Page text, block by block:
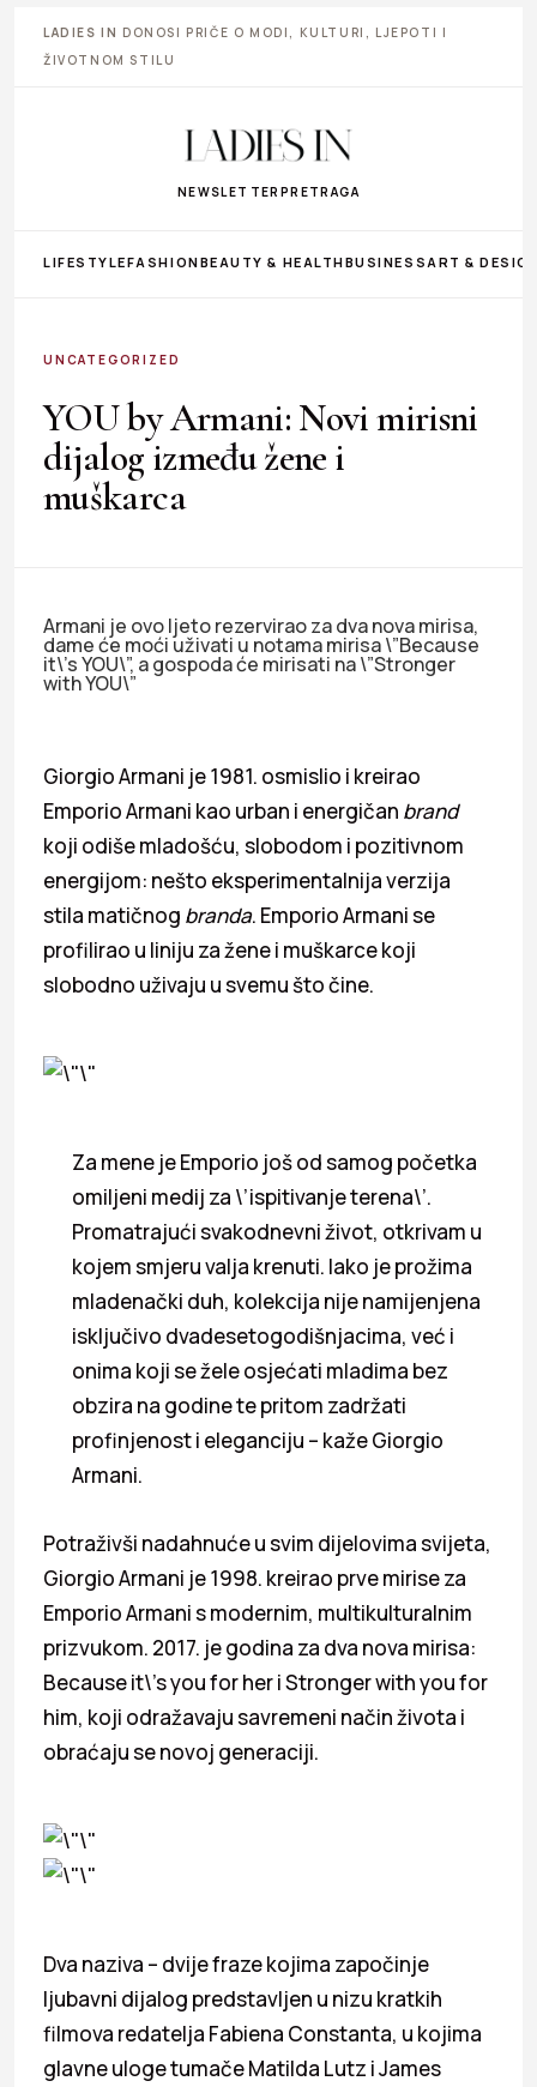
LADIES IN DONOSI PRIČE O MODI, KULTURI, LJEPOTI I
ŽIVOTNOM STILU
NEWSLETTER PRETRAGA
LIFESTYLEFASHIONBEAUTY & HEALTHBUSINESS ART &
UNCATEGORIZED
YOU by Armani: Novi mirisni
dijalog između žene i
muškarca
Armani je ovo ljeto rezervirao za dva nova mirisa,
dame će moći uživati u notama mirisa \”Because
it\’s YOU\”, a gospoda će mirisati na \”Stronger
with YOU\”
Giorgio Armani je 1981. osmislio i kreirao
Emporio Armani kao urban i energičan brand
koji odiše mladošću, slobodom i pozitivnom
energijom: nešto eksperimentalnija verzija
stila matičnog branda. Emporio Armani se
profilirao u liniju za žene i muškarce koji
slobodno uživaju u svemu što čine.
Za mene je Emporio još od samog početka
omiljeni medij za \’ispitivanje terena\’.
Promatrajući svakodnevni život, otkrivam u
kojem smjeru valja krenuti. Iako je prožima
mladenački duh, kolekcija nije namijenjena
isključivo dvadesetogodišnjacima, već i
onima koji se žele osjećati mladima bez
obzira na godine te pritom zadržati
profinjenost i eleganciju – kaže Giorgio
Armani.
Potraživši nadahnuće u svim dijelovima svijeta,
Giorgio Armani je 1998. kreirao prve mirise za
Emporio Armani s modernim, multikulturalnim
prizvukom. 2017. je godina za dva nova mirisa:
Because it\’s you for her i Stronger with you for
him, koji odražavaju savremeni način života i
obraćaju se novoj generaciji.
Dva naziva – dvije fraze kojima započinje
ljubavni dijalog predstavljen u nizu kratkih
filmova redatelja Fabiena Constanta, u kojima
glavne uloge tumače Matilda Lutz i James